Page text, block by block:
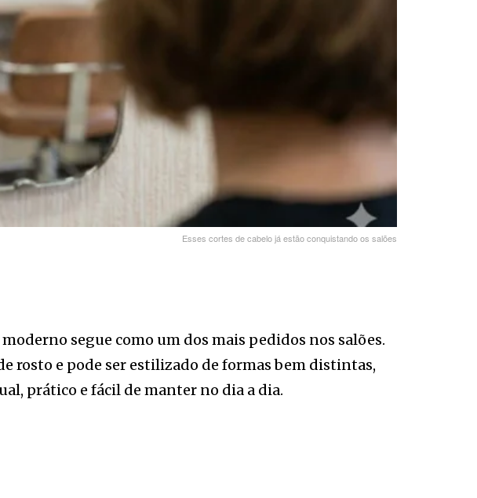
Esses cortes de cabelo já estão conquistando os salões
segue como um dos mais pedidos nos salões.
rosto e pode ser estilizado de formas bem distintas,
prático e fácil de manter no dia a dia.